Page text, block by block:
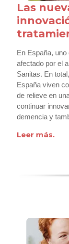
Las
En España,
afectado por el
Sanitas. En
España viven
de relieve en
continuar
demencia y
Leer más.